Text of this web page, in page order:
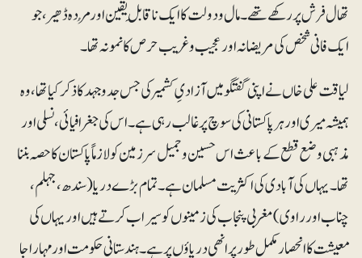
تھال فرش پر رکھے تھے۔ مال و دولت کا ایک ناقابلِ یقین اور مُردہ ڈھیر، جو
ایک فانی شخص کی مریضانہ اور عجیب وغریب حرص کا نمونہ تھا۔
لیاقت علی خاں نے اپنی گفتگو میں آزادیِ کشمیر کی جس جدوجہد کا ذکر کیا تھا، وہ
ہمیشہ میری اور ہرپاکستانی کی سوچ پر غالب رہی ہے۔ اس کی جغرافیائی، نسلی اور
مذہبی وضع قطع کے باعث اس حسین و جمیل سرزمین کو لازماً پاکستان کا حصہ بننا
تھا۔ یہاں کی آبادی کی اکثریت مسلمان ہے۔ تمام بڑے دریا (سندھ، جہلم،
چناب اور راوی) مغربی پنجاب کی زمینوں کو سیراب کرتے ہیں اور یہاں کی
معیشت کا انحصار مکمل طور پر انھی دریاؤں پر ہے۔ ہندستانی حکومت اور مہاراجا